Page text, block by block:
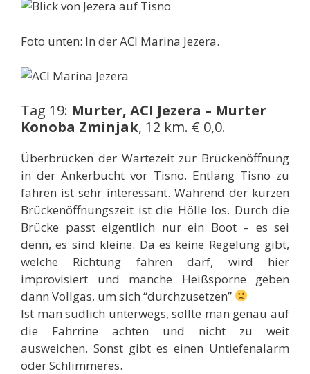
Foto unten: In der ACI Marina Jezera.
Tag 19: Murter, ACI Jezera – Murter
Konoba Zminjak, 12 km. € 0,0.
Überbrücken der Wartezeit zur Brückenöffnung
in der Ankerbucht vor Tisno. Entlang Tisno zu
fahren ist sehr interessant. Während der kurzen
Brückenöffnungszeit ist die Hölle los. Durch die
Brücke passt eigentlich nur ein Boot – es sei
denn, es sind kleine. Da es keine Regelung gibt,
welche Richtung fahren darf, wird hier
improvisiert und manche Heißsporne geben
dann Vollgas, um sich “durchzusetzen”
Ist man südlich unterwegs, sollte man genau auf
die Fahrrine achten und nicht zu weit
ausweichen. Sonst gibt es einen Untiefenalarm
oder Schlimmeres.